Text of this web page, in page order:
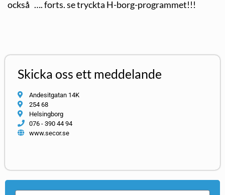
också …. forts. se tryckta H-borg-programmet!!!
Skicka oss ett meddelande
Andesitgatan 14K
254 68
Helsingborg
076 - 390 44 94
www.secor.se